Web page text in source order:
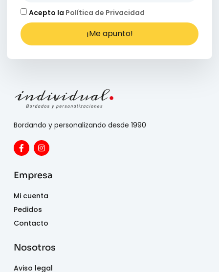
Acepto la Política de Privacidad
¡Me apunto!
Bordando y personalizando desde 1990
Empresa
Mi cuenta
Pedidos
Contacto
Nosotros
Aviso legal